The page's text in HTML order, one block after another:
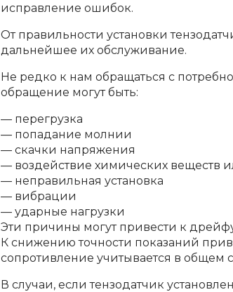
исправление ошибок.
От правильности установки
дальнейшее их обслуживание.
Не редко к нам обращаться с
обращение могут быть:
— перегрузка
— попадание молнии
— скачки напряжения
— воздействие химических веществ
— неправильная установка
— вибрации
— ударные нагрузки
Эти причины могут привести к
К снижению точности показаний
сопротивление учитывается в общем
В случаи, если тензодатчик